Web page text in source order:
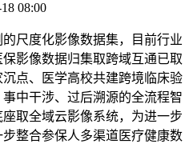
08:00
尺度化影像数据集，目前行业
影像数据归集取跨域互通已取
点、医学高校共建跨境临床验
中干涉、过后溯源的全流程智
取全域云影像系统，为进一步
整合参保人多渠道医疗健康数